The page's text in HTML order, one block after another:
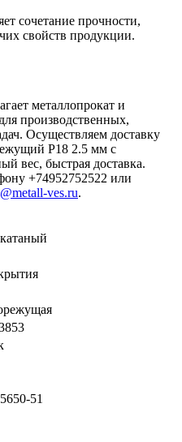
сочетание прочности,
свойств продукции.
металлопрокат и
производственных,
Осуществляем доставку
Р18 2.5 мм с
вес, быстрая доставка.
+74952752522 или
ves.ru.
51